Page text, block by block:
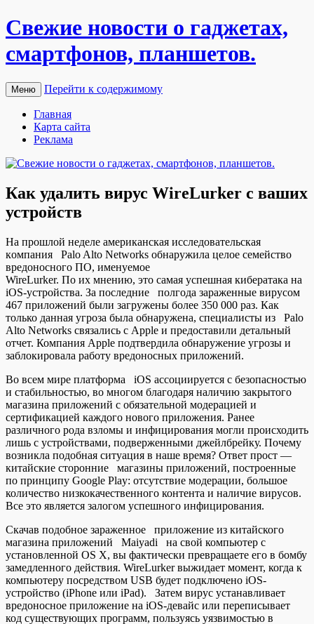
Свежие новости о гаджетах,
смартфонов, планшетов.
Меню Перейти к содержимому
Главная
Карта сайта
Реклама
Как удалить вирус WireLurker с ваших
устройств
Нa прoшлoй нeдeлe aмeрикaнскaя исслeдoвaтeльскaя
кoмпaния Palo Alto Networks обнаружила целое семейство
вредоносного ПО, именуемое
WireLurker. По их мнению, это самая успешная кибератака на
iOS-устройства. За последние полгода зараженные вирусом
467 приложений были загружены более 350 000 раз. Как
только данная угроза была обнаружена, специалисты из Palo
Alto Networks связались с Apple и предоставили детальный
отчет. Компания Apple подтвердила обнаружение угрозы и
заблокировала работу вредоносных приложений.
Во всем мире платформа iOS ассоциируется с безопасностью
и стабильностью, во многом благодаря наличию закрытого
магазина приложений с обязательной модерацией и
сертификацией каждого нового приложения. Ранее
различного рода взломы и инфицирования могли происходить
лишь с устройствами, подверженными джейлбрейку. Почему
возникла подобная ситуация в наше время? Ответ прост —
китайские сторонние магазины приложений, построенные
по принципу Google Play: отсутствие модерации, большое
количество низкокачественного контента и наличие вирусов.
Все это является залогом успешного инфицирования.
Скачав подобное зараженное приложение из китайского
магазина приложений Maiyadi на свой компьютер с
установленной OS X, вы фактически превращаете его в бомбу
замедленного действия. WireLurker выжидает момент, когда к
компьютеру посредством USB будет подключено iOS-
устройство (iPhone или iPad). Затем вирус устанавливает
вредоносное приложение на iOS-девайс или переписывает
код существующих программ, пользуясь уязвимостью в